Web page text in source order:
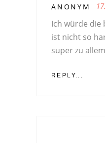
ANONYM
Ich würde die
ist nicht so
super zu
REPLY...